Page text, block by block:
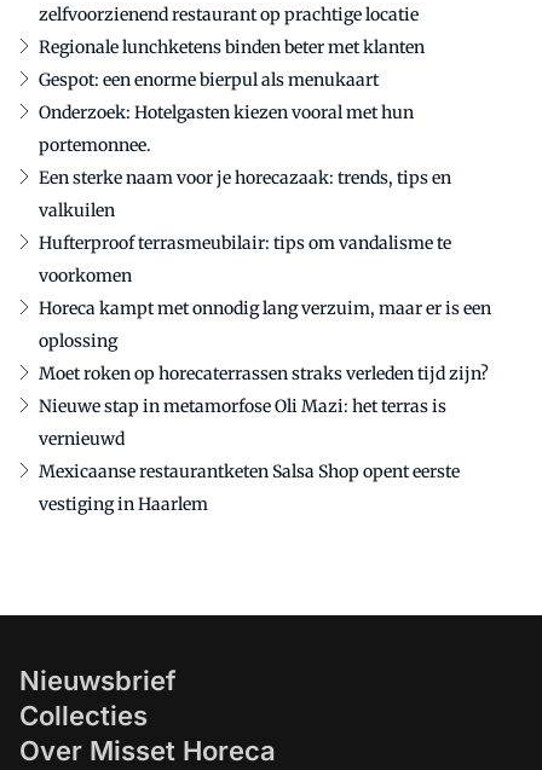
zelfvoorzienend restaurant op prachtige locatie
Regionale lunchketens binden beter met klanten
Gespot: een enorme bierpul als menukaart
Onderzoek: Hotelgasten kiezen vooral met hun
portemonnee.
Een sterke naam voor je horecazaak: trends, tips en
valkuilen
Hufterproof terrasmeubilair: tips om vandalisme te
voorkomen
Horeca kampt met onnodig lang verzuim, maar er is een
oplossing
Moet roken op horecaterrassen straks verleden tijd zijn?
Nieuwe stap in metamorfose Oli Mazi: het terras is
vernieuwd
Mexicaanse restaurantketen Salsa Shop opent eerste
vestiging in Haarlem
Nieuwsbrief
Collecties
Over Misset Horeca